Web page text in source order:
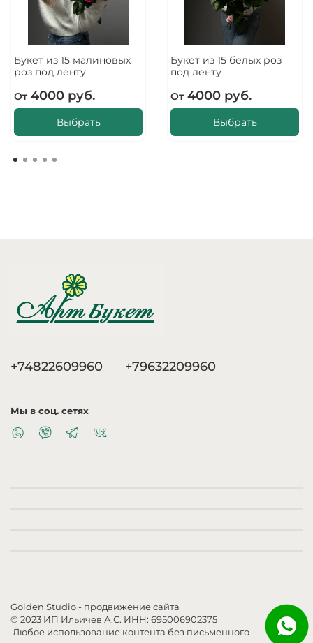
Букет из 15 малиновых
роз под ленту
От 4000 руб.
Выбрать
Букет из 15 белых роз
под ленту
От 4000 руб.
Выбрать
+74822609960 +79632209960
Мы в соц. сетях
Golden Studio - продвижение сайта
© 2023 ИП Ильичев А.С. ИНН: 695006902375
Любое использование контента без письменного